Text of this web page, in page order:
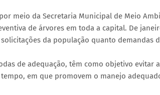
meio da Secretaria Municipal de Meio
de árvores em toda a capital. De
da população quanto demandas
de adequação, têm como objetivo evitar
em que promovem o manejo